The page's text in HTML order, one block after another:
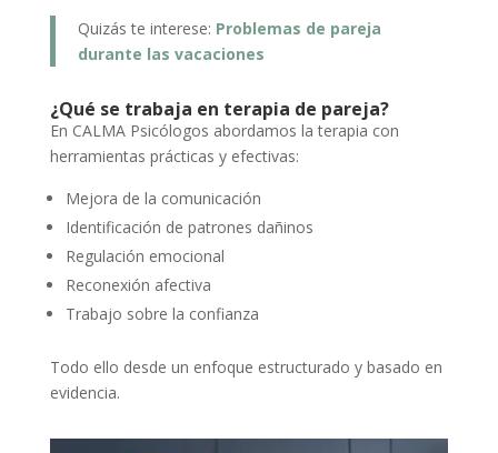
Quizás te interese: Problemas de pareja
durante las vacaciones
¿Qué se trabaja en terapia de pareja?
En CALMA Psicólogos abordamos la terapia con
herramientas prácticas y efectivas:
Mejora de la comunicación
Identificación de patrones dañinos
Regulación emocional
Reconexión afectiva
Trabajo sobre la confianza
Todo ello desde un enfoque estructurado y basado en
evidencia.